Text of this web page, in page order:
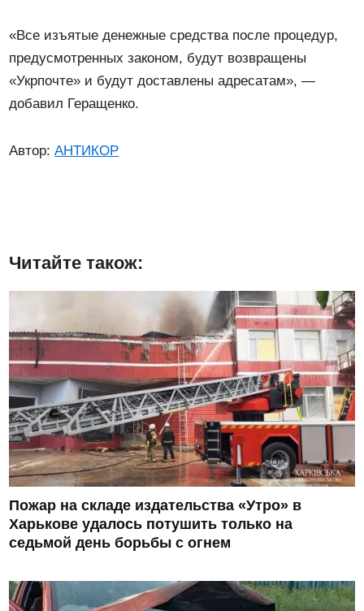
«Все изъятые денежные средства после процедур,
предусмотренных законом, будут возвращены
«Укрпочте» и будут доставлены адресатам», —
добавил Геращенко.
Автор:АНТИКОР
Читайте також:
Пожар на складе издательства «Утро» в
Харькове удалось потушить только на
седьмой день борьбы с огнем